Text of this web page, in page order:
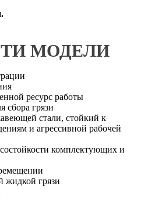
МОДЕЛИ
ресурс работы
сбора грязи
стали, стойкий к
и агрессивной рабочей
комплектующих и
жидкой грязи